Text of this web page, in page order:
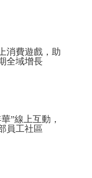
消費遊戲，助
全域增長
”線上互動，
員工社區